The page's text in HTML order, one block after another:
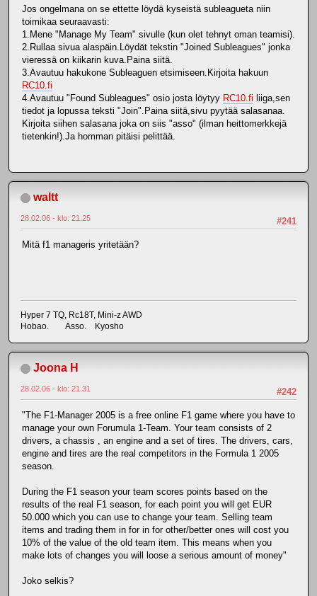
Jos ongelmana on se ettette löydä kyseistä subleagueta niin
toimikaa seuraavasti:
1.Mene "Manage My Team" sivulle (kun olet tehnyt oman teamisi).
2.Rullaa sivua alaspäin.Löydät tekstin "Joined Subleagues" jonka
vieressä on kiikarin kuva.Paina siitä.
3.Avautuu hakukone Subleaguen etsimiseen.Kirjoita hakuun
RC10.fi
4.Avautuu "Found Subleagues" osio josta löytyy RC10.fi liiga,sen
tiedot ja lopussa teksti "Join".Paina siitä,sivu pyytää salasanaa.
Kirjoita siihen salasana joka on siis "asso" (ilman heittomerkkejä
tietenkin!).Ja homman pitäisi pelittää.
waltt
#241
28.02.06 - klo: 21.25
Mitä f1 manageris yritetään?
Hyper 7 TQ, Rc18T, Mini-z AWD
Hobao. Asso. Kyosho
Joona H
#242
28.02.06 - klo: 21.31
"The F1-Manager 2005 is a free online F1 game where you have to
manage your own Forumula 1-Team. Your team consists of 2
drivers, a chassis , an engine and a set of tires. The drivers, cars,
engine and tires are the real competitors in the Formula 1 2005
season.
During the F1 season your team scores points based on the
results of the real F1 season, for each point you will get EUR
50.000 which you can use to change your team. Selling team
items and trading them in for in for other/better ones will cost you
10% of the value of the old team item. This means when you
make lots of changes you will loose a serious amount of money"
Joko selkis?